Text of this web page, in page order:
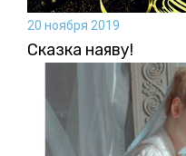
20 ноября 2019
Сказка наяву!